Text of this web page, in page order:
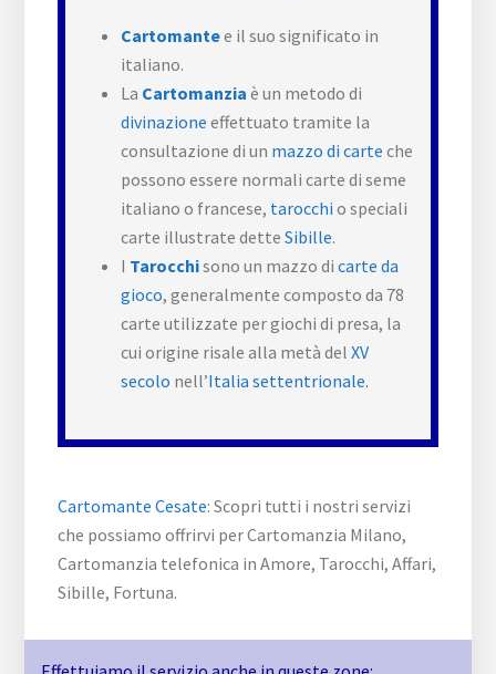
Cartomantee il suo significato in
italiano.
La Cartomanzia è un metodo di
divinazione effettuato tramite la
consultazione di un mazzo di carte che
possono essere normali carte di seme
italiano o francese, tarocchi o speciali
carte illustrate detteSibille.
I Tarocchisono un mazzo dicarte da
gioco, generalmente composto da 78
carte utilizzate per giochi di presa, la
cui origine risale alla metà delXV
secolo nell’Italia settentrionale.
Cartomante Cesate: Scopri tutti i nostri servizi
che possiamo offrirvi per Cartomanzia Milano,
Cartomanzia telefonica in Amore, Tarocchi, Affari,
Sibille, Fortuna.